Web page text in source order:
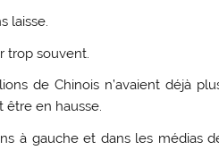
laisse.
trop souvent.
de Chinois n’avaient déjà
en hausse.
à gauche et dans les médias